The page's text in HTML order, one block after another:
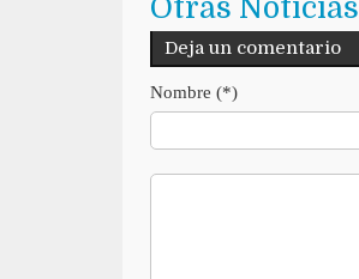
Otras Noticias
Deja un comentario
Nombre (*)